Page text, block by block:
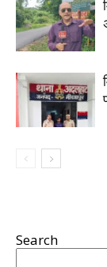
Search